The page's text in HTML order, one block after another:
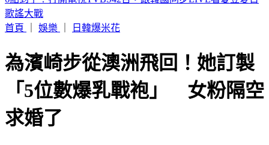
首頁｜ 娛樂
為濱崎步從澳洲飛回！她訂製
「5位數爆乳戰袍」 女粉隔空
求婚了